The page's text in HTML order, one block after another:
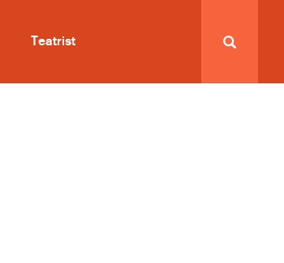
Teatrist